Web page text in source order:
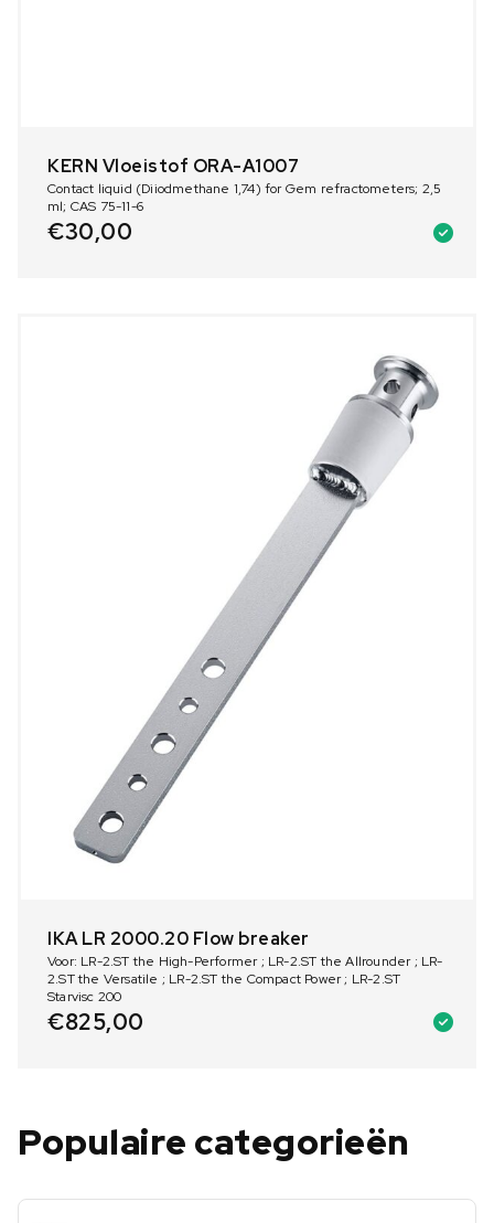
KERN Vloeistof ORA-A1007
Contact liquid (Diiodmethane 1,74) for Gem refractometers; 2,5
ml; CAS 75-11-6
€30,00
IKA LR 2000.20 Flow breaker
Voor: LR-2.ST the High-Performer ; LR-2.ST the Allrounder ; LR-
2.ST the Versatile ; LR-2.ST the Compact Power ; LR-2.ST
Starvisc 200
€825,00
Populaire categorieën